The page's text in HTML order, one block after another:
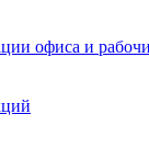
офиса и